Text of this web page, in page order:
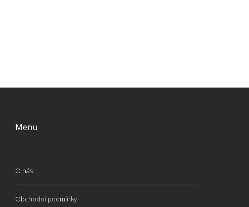
Menu
O nás
Obchodní podmínky